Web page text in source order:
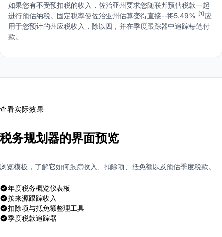
如果您有不受预扣税的收入，佐治亚州要求您随联邦预估税款一起
进行预估纳税。固定税率使佐治亚州估算变得直接--将5.49%
[1] 应
用于您预计的州应税收入，除以四，并在季度跟踪器中追踪每笔付
款。
查看实际效果
税务规划器的界面预览
浏览模板，了解它如何跟踪收入、扣除项、抵免额以及预估季度税款。
年度税务概览仪表板
按来源跟踪收入
扣除项与抵免额整理工具
季度税款追踪器